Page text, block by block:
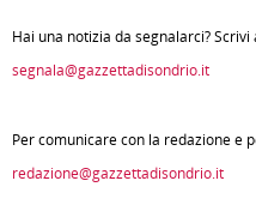
Hai una notizia da segnalarci? Scrivi
segnala@gazzettadisondrio.it
Per comunicare con la redazione e
redazione@gazzettadisondrio.it